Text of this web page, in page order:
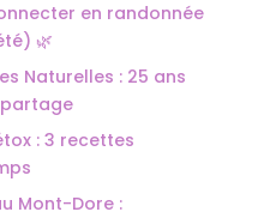
en randonnée
🌿
Naturelles : 25 ans
partage
: 3 recettes
Mont-Dore :